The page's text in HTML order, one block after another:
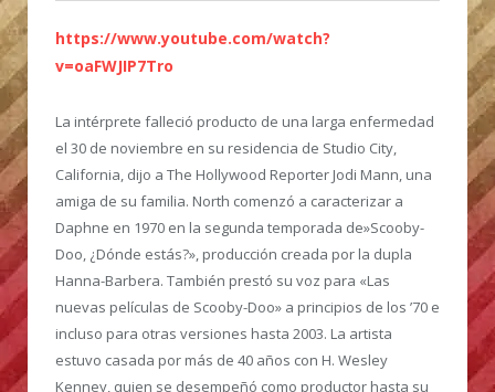
https://www.youtube.com/watch?
v=oaFWJIP7Tro
La intérprete falleció producto de una larga enfermedad
el 30 de noviembre en su residencia de Studio City,
California, dijo a The Hollywood Reporter Jodi Mann, una
amiga de su familia. North comenzó a caracterizar a
Daphne en 1970 en la segunda temporada de»Scooby-
Doo, ¿Dónde estás?», producción creada por la dupla
Hanna-Barbera. También prestó su voz para «Las
nuevas películas de Scooby-Doo» a principios de los ’70 e
incluso para otras versiones hasta 2003. La artista
estuvo casada por más de 40 años con H. Wesley
Kenney, quien se desempeñó como productor hasta su